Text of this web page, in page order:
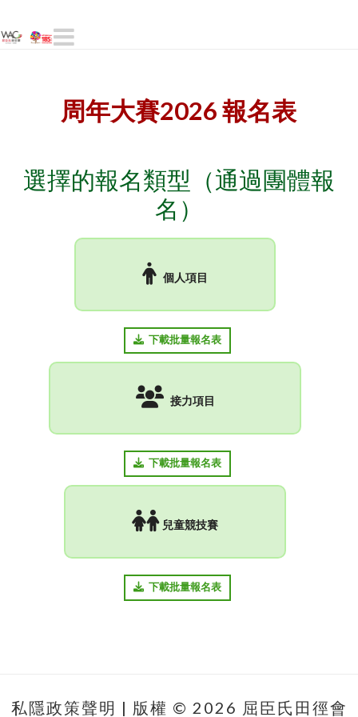
Navigation
周年大賽2026 報名表
私隱政策聲明 | 版權 © 2026 屈臣氏田徑會